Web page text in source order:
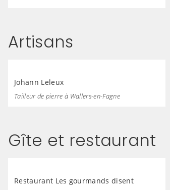
Artisans
Johann Leleux
Tailleur de pierre à Wallers-en-Fagne
Gîte et restaurant
Restaurant Les gourmands disent